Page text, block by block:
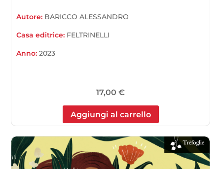
Autore: BARICCO ALESSANDRO
Casa editrice: FELTRINELLI
Anno:2023
17,00 €
Aggiungi al carrello